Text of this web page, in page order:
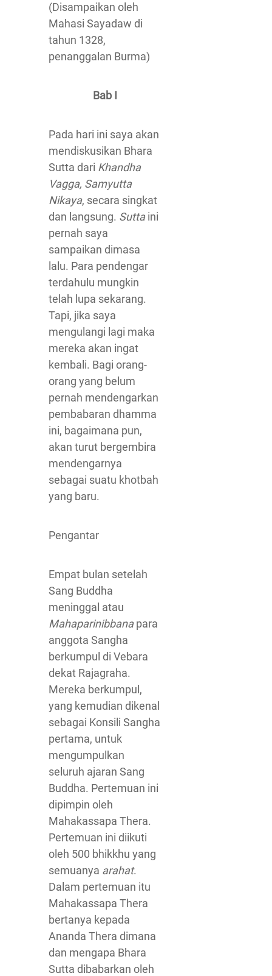
(Disampaikan oleh
Mahasi Sayadaw di
tahun 1328,
penanggalan Burma)
Bab I
Pada hari ini saya akan
mendiskusikan Bhara
Sutta dari Khandha
Vagga, Samyutta
Nikaya, secara singkat
dan langsung. Suttaini
pernah saya
sampaikan dimasa
lalu. Para pendengar
terdahulu mungkin
telah lupa sekarang.
Tapi, jika saya
mengulangi lagi maka
mereka akan ingat
kembali. Bagi orang-
orang yang belum
pernah mendengarkan
pembabaran dhamma
ini, bagaimana pun,
akan turut bergembira
mendengarnya
sebagai suatu khotbah
yang baru.
Pengantar
Empat bulan setelah
Sang Buddha
meninggal atau
Mahaparinibbanapara
anggota Sangha
berkumpul di Vebara
dekat Rajagraha.
Mereka berkumpul,
yang kemudian dikenal
sebagai Konsili Sangha
pertama, untuk
mengumpulkan
seluruh ajaran Sang
Buddha. Pertemuan ini
dipimpin oleh
Mahakassapa Thera.
Pertemuan ini diikuti
oleh 500 bhikkhu yang
semuanya arahat.
Dalam pertemuan itu
Mahakassapa Thera
bertanya kepada
Ananda Thera dimana
dan mengapa Bhara
Sutta dibabarkan oleh